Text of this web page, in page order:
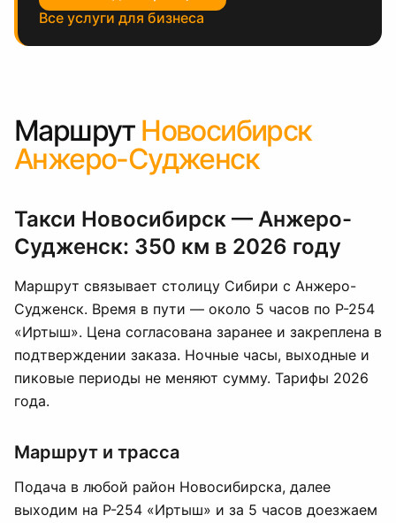
Все услуги для бизнеса
Маршрут Новосибирск
Анжеро-Судженск
Такси Новосибирск — Анжеро-
Судженск: 350 км в 2026 году
Маршрут связывает столицу Сибири с Анжеро-
Судженск. Время в пути — около 5 часов по Р-254
«Иртыш». Цена согласована заранее и закреплена в
подтверждении заказа. Ночные часы, выходные и
пиковые периоды не меняют сумму. Тарифы 2026
года.
Маршрут и трасса
Подача в любой район Новосибирска, далее
выходим на Р-254 «Иртыш» и за 5 часов доезжаем